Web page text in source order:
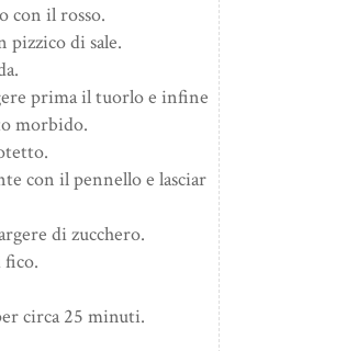
con il rosso.
pizzico di sale.
prima il tuorlo e infine
morbido.
con il pennello e lasciar
di zucchero.
fico.
circa 25 minuti.